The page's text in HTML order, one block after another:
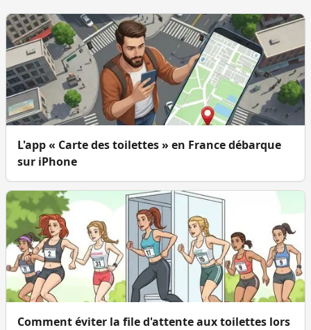
L'app « Carte des toilettes » en France débarque
sur iPhone
Comment éviter la file d'attente aux toilettes lors